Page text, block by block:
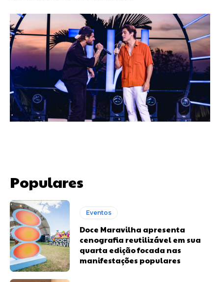
Populares
Eventos
Doce Maravilha apresenta
cenografia reutilizável em sua
quarta edição focada nas
manifestações populares